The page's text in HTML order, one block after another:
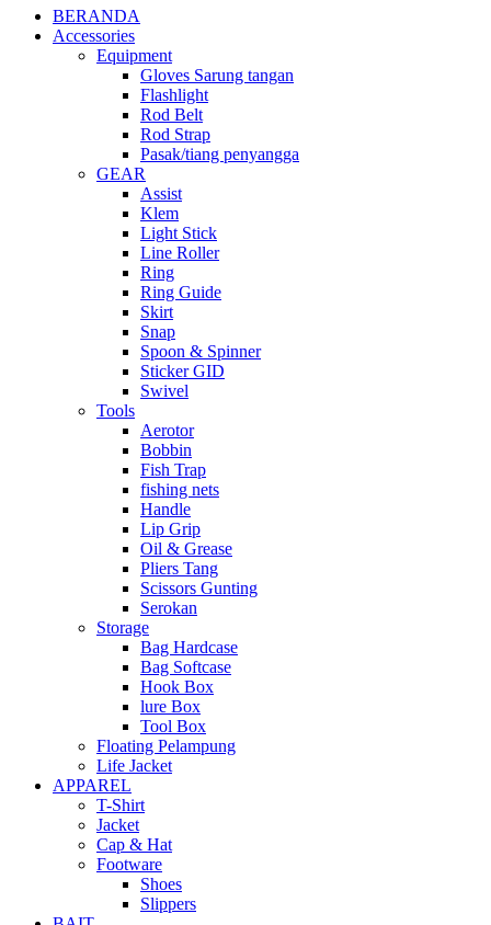
BERANDA
Accessories
Equipment
Gloves Sarung tangan
Flashlight
Rod Belt
Rod Strap
Pasak/tiang penyangga
GEAR
Assist
Klem
Light Stick
Line Roller
Ring
Ring Guide
Skirt
Snap
Spoon & Spinner
Sticker GID
Swivel
Tools
Aerotor
Bobbin
Fish Trap
fishing nets
Handle
Lip Grip
Oil & Grease
Pliers Tang
Scissors Gunting
Serokan
Storage
Bag Hardcase
Bag Softcase
Hook Box
lure Box
Tool Box
Floating Pelampung
Life Jacket
APPAREL
T-Shirt
Jacket
Cap & Hat
Footware
Shoes
Slippers